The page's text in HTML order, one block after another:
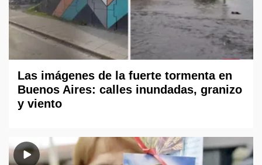
Las imágenes de la fuerte tormenta en
Buenos Aires: calles inundadas, granizo
y viento